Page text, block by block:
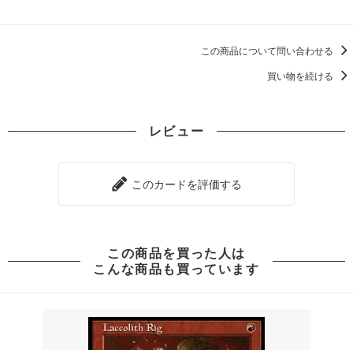
この商品について問い合わせる
買い物を続ける
レビュー
このカードを評価する
この商品を買った人は
こんな商品も買っています